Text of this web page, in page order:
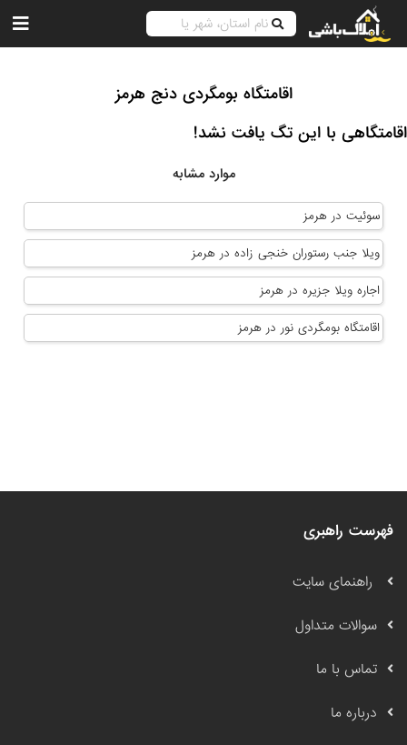
اقامتگاه بومگردی دنج هرمز
اقامتگاهی با این تگ یافت نشد!
موارد مشابه
سوئیت در هرمز
ویلا جنب رستوران خنجی زاده در هرمز
اجاره ویلا جزیره در هرمز
اقامتگاه بومگردی نور در هرمز
فهرست راهبری
راهنمای سایت
سوالات متداول
تماس با ما
درباره ما